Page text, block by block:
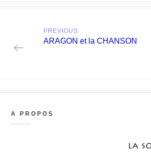
navigation
PREVIOUS
Previous
ARAGON et la CHANSON
A PROPOS